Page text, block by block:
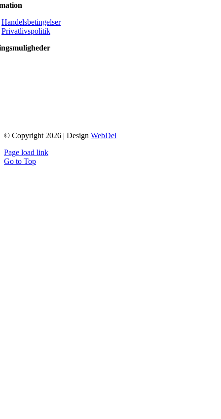
Handelsbetingelser
Privatlivspolitik
© Copyright 2026 | Design WebDel
Page load link
Go to Top